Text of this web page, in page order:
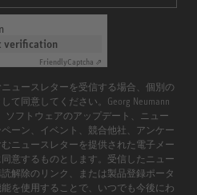
verification
FriendlyCaptcha ⇗
ュースレターを受信する場合、個別の
て同意してください。Georg Neumann
ソフトウェアのアップデート、ニュー
ーン、イベント、競合他社、アンケー
ニュースレターを提供された電子メー
意するものとします。受信したニュー
解除のリンク、または製品登録ポータ
を使用することで、いつでも今後にわ